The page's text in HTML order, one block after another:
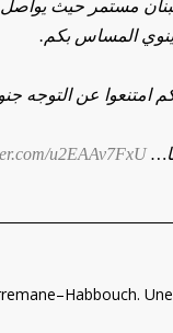
مستمر حيث
ينوي المساس بكم.
عن التوجه
u2EAAv7FxU